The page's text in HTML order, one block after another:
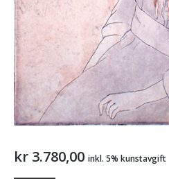
kr 3.780,00 inkl. 5% kunstavgift